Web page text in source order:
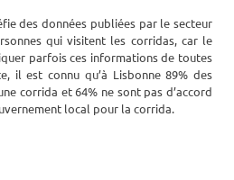
des données publiées par le secteur
qui visitent les corridas, car le
parfois ces informations de toutes
il est connu qu’à Lisbonne 89% des
corrida et 64% ne sont pas d’accord
local pour la corrida.